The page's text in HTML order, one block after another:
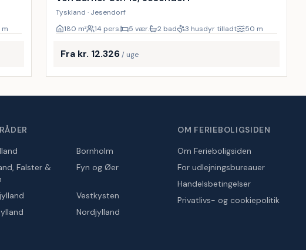
m
Tyskland · Jesendorf
180 m² 14 pers. 5 vær. 2 bad 3 husdyr tilladt 50 m
Fra kr. 12.326 / uge
Bornholm
Falster &
Fyn og Øer
Vestkysten
Nordjylland
OM FERIEBOLIGSIDEN
Om Ferieboligsiden
For udlejningsbureauer
Handelsbetingelser
Privatlivs- og cookiepolitik